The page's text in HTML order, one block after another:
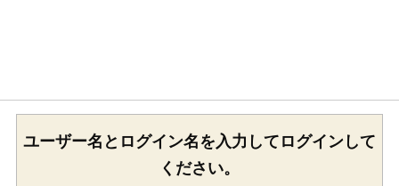
ユーザー名とログイン名を入力してログインして
ください。